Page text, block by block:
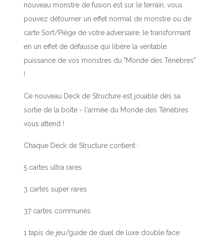
nouveau monstre de fusion est sur le terrain, vous
pouvez détourner un effet normal de monstre ou de
carte Sort/Piège de votre adversaire, le transformant
en un effet de défausse qui libère la véritable
puissance de vos monstres du "Monde des Ténèbres"
!
Ce nouveau Deck de Structure est jouable dès sa
sortie de la boîte - l'armée du Monde des Ténèbres
vous attend !
Chaque Deck de Structure contient :
5 cartes ultra rares
3 cartes super rares
37 cartes communes
1 tapis de jeu/guide de duel de luxe double face